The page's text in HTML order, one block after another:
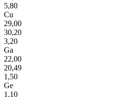
5,80
Cu
29,00
30,20
3,20
Ga
22,00
20,49
1,50
Ge
1,10